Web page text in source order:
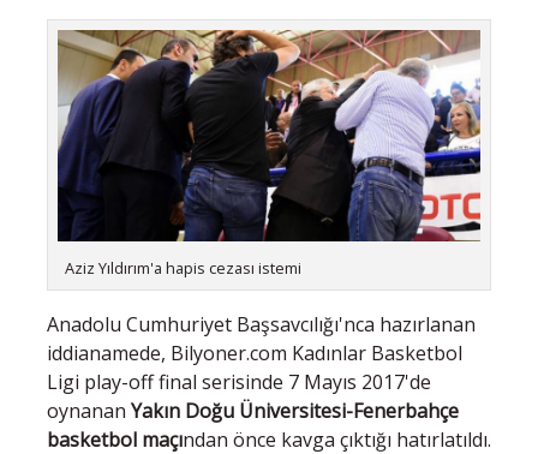
Aziz Yıldırım'a hapis cezası istemi
Anadolu Cumhuriyet Başsavcılığı'nca hazırlanan
iddianamede, Bilyoner.com Kadınlar Basketbol
Ligi play-off final serisinde 7 Mayıs 2017'de
oynanan Yakın Doğu Üniversitesi-Fenerbahçe
basketbol maçından önce kavga çıktığı hatırlatıldı.